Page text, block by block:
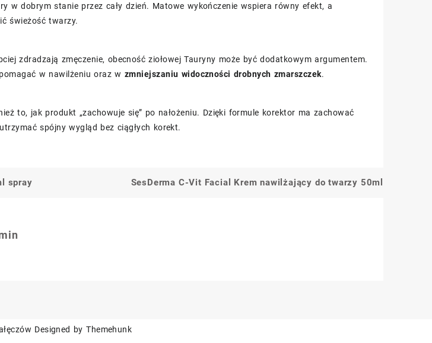
w dobrym stanie przez cały dzień. Matowe wykończenie wspiera równy efekt, a
świeżość twarzy.
zdradzają zmęczenie, obecność ziołowej Tauryny może być dodatkowym argumentem.
w nawilżeniu oraz w zmniejszaniu widoczności drobnych zmarszczek.
to, jak produkt „zachowuje się” po nałożeniu. Dzięki formule korektor ma zachować
spójny wygląd bez ciągłych korekt.
spray SesDerma C-Vit Facial Krem nawilżający do twarzy 50ml
Designed by Themehunk